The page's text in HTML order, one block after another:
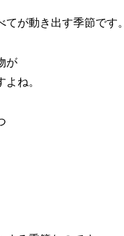
が動き出す季節です。
が
ね。